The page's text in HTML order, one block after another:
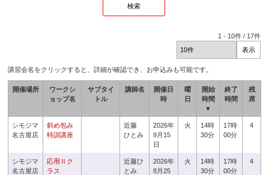
1 - 10件 / 17件
講習会名をクリックすると、詳細が確認でき、お申込みも可能です。
開催場所
ワークシ
ョップ名
サブタイ
トル
講師名
開催日
時
曜
日
開始
時間
▼
終了
時間
残
席
シモジマ
名古屋店
斜め包み
特訓講座
近藤
ひとみ
2026年
9月15
日
火
14時
30分
17時
00分
4
シモジマ
名古屋店
応用Ⅱク
ラス
近藤ひ
とみ
2026年
8月25
火
14時
30分
17時
00分
4